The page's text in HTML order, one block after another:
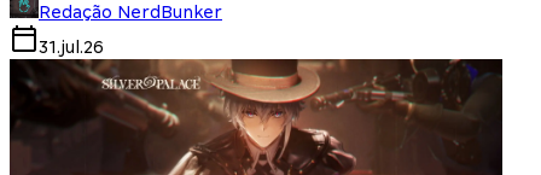
Redação NerdBunker
31.jul.26